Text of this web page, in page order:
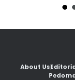
About Us